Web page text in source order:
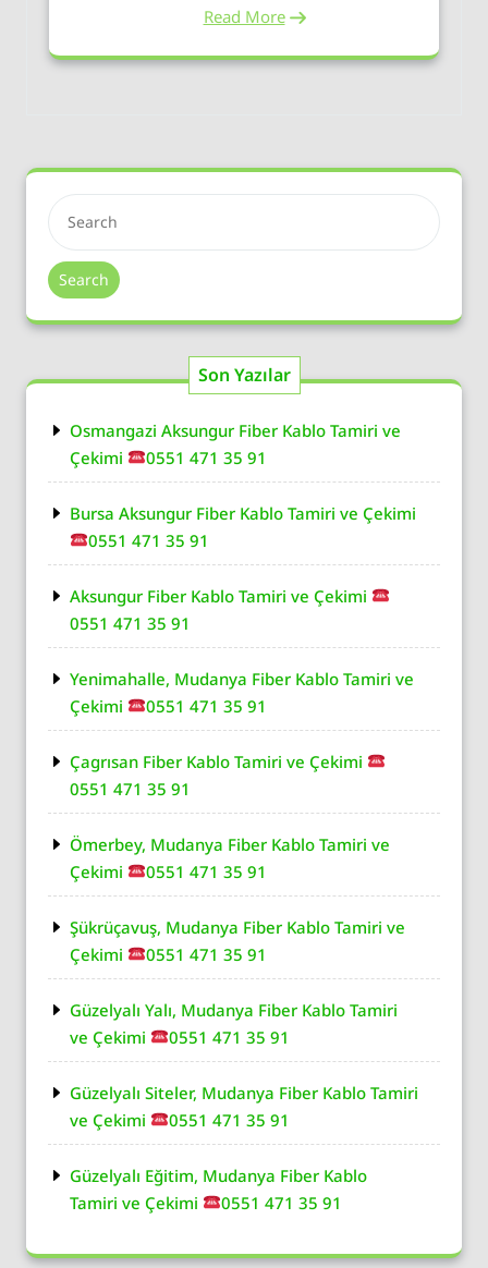
Read More
Search
Son Yazılar
Osmangazi Aksungur Fiber Kablo Tamiri ve
Çekimi
0551 471 35 91
Bursa Aksungur Fiber Kablo Tamiri ve Çekimi
0551 471 35 91
Aksungur Fiber Kablo Tamiri ve Çekimi
0551 471 35 91
Yenimahalle, Mudanya Fiber Kablo Tamiri ve
Çekimi
0551 471 35 91
Çagrısan Fiber Kablo Tamiri ve Çekimi
0551 471 35 91
Ömerbey, Mudanya Fiber Kablo Tamiri ve
Çekimi
0551 471 35 91
Şükrüçavuş, Mudanya Fiber Kablo Tamiri ve
Çekimi
0551 471 35 91
Güzelyalı Yalı, Mudanya Fiber Kablo Tamiri
ve Çekimi
0551 471 35 91
Güzelyalı Siteler, Mudanya Fiber Kablo Tamiri
ve Çekimi
0551 471 35 91
Güzelyalı Eğitim, Mudanya Fiber Kablo
Tamiri ve Çekimi
0551 471 35 91